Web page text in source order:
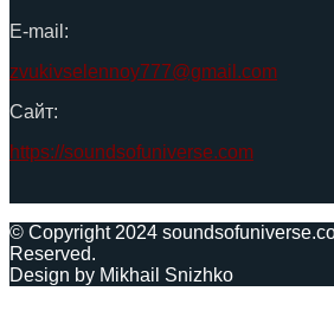
E-mail:
zvukivselennoy777@gmail.com
Сайт:
https://soundsofuniverse.com
© Copyright 2024
Reserved.
Design by Mikhail Snizhko